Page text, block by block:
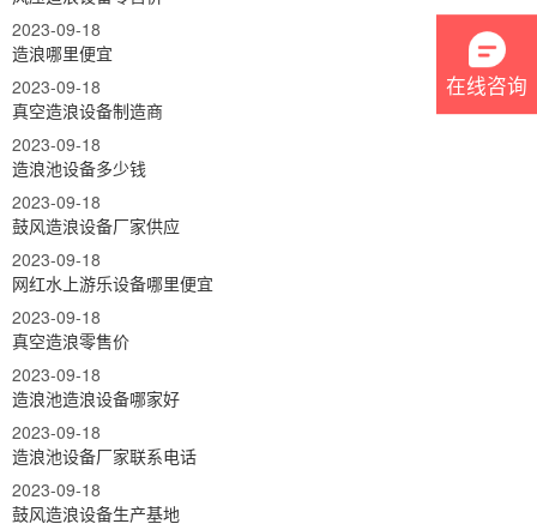
2023-09-18
造浪哪里便宜
2023-09-18
真空造浪设备制造商
2023-09-18
造浪池设备多少钱
2023-09-18
鼓风造浪设备厂家供应
2023-09-18
网红水上游乐设备哪里便宜
2023-09-18
真空造浪零售价
2023-09-18
造浪池造浪设备哪家好
2023-09-18
造浪池设备厂家联系电话
2023-09-18
鼓风造浪设备生产基地
在线咨询